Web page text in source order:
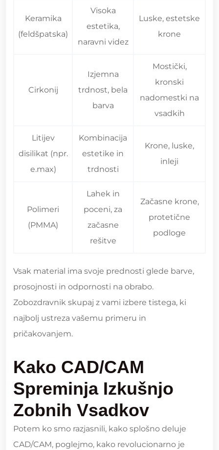
Keramika
(feldšpatska)
Visoka
estetika,
naravni videz
Luske, estetske
krone
Cirkonij
Izjemna
trdnost, bela
barva
Mostički,
kronski
nadomestki na
vsadkih
Litijev
disilikat (npr.
e.max)
Kombinacija
estetike in
trdnosti
Krone, luske,
inleji
Polimeri
(PMMA)
Lahek in
poceni, za
začasne
rešitve
Začasne krone,
protetične
podloge
Vsak material ima svoje prednosti glede barve,
prosojnosti in odpornosti na obrabo.
Zobozdravnik skupaj z vami izbere tistega, ki
najbolj ustreza vašemu primeru in
pričakovanjem.
Kako CAD/CAM
Spreminja Izkušnjo
Zobnih Vsadkov
Potem ko smo razjasnili, kako splošno deluje
CAD/CAM, poglejmo, kako revolucionarno je